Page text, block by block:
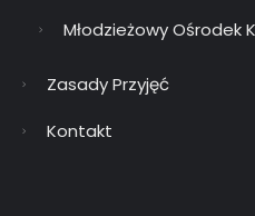
Młodzieżowy Ośrodek
Zasady Przyjęć
Kontakt